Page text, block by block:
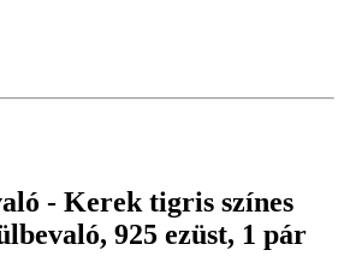
- Kerek tigris színes
925 ezüst, 1 pár